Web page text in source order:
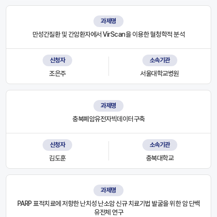
과제명
만성간질환 및 간암환자에서 VirScan을 이용한 혈청학적 분석
신청자
조은주
소속기관
서울대학교병원
과제명
충북폐암유전자빅데이터구축
신청자
김도훈
소속기관
충북대학교
과제명
PARP 표적치료에 저항한 난치성 난소암 신규 치료기법 발굴을 위한 암 단백
유전체 연구